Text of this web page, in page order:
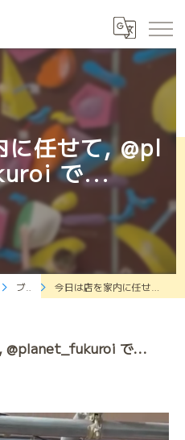
に任せて, @pl
で...
ブログ 今日は店を家内に任せて, @planet_fukuroi で...
, @planet_fukuroi で...